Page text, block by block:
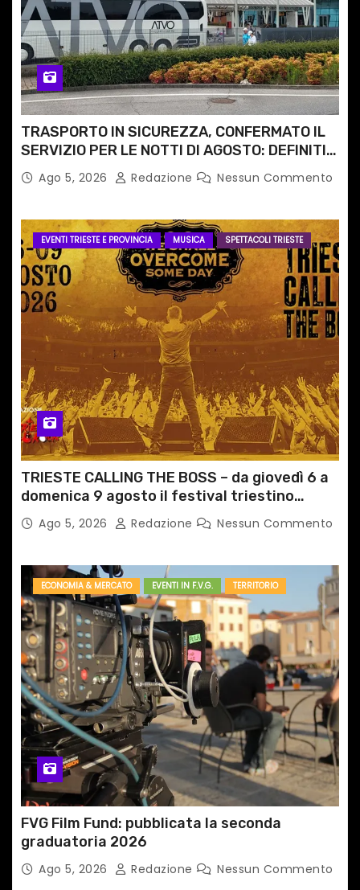
TRASPORTO IN SICUREZZA, CONFERMATO IL
SERVIZIO PER LE NOTTI DI AGOSTO: DEFINITI
PERCORSI, FERMATE E ORARIO
Ago 5, 2026 Redazione Nessun Commento
EVENTI TRIESTE E PROVINCIA MUSICA SPETTACOLI TRIESTE
TRIESTE CALLING THE BOSS – da giovedì 6 a
domenica 9 agosto il festival triestino
dedicato a Springsteen
Ago 5, 2026 Redazione Nessun Commento
ECONOMIA & MERCATO EVENTI IN F.V.G. TERRITORIO
FVG Film Fund: pubblicata la seconda
graduatoria 2026
Ago 5, 2026 Redazione Nessun Commento